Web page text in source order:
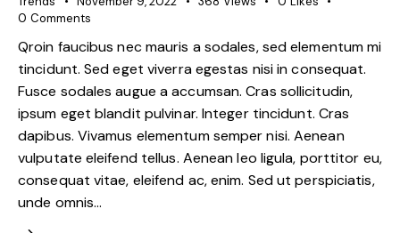
0 Comments
Qroin faucibus nec mauris a sodales, sed elementum mi
tincidunt. Sed eget viverra egestas nisi in consequat.
Fusce sodales augue a accumsan. Cras sollicitudin,
ipsum eget blandit pulvinar. Integer tincidunt. Cras
dapibus. Vivamus elementum semper nisi. Aenean
vulputate eleifend tellus. Aenean leo ligula, porttitor eu,
consequat vitae, eleifend ac, enim. Sed ut perspiciatis,
unde omnis…